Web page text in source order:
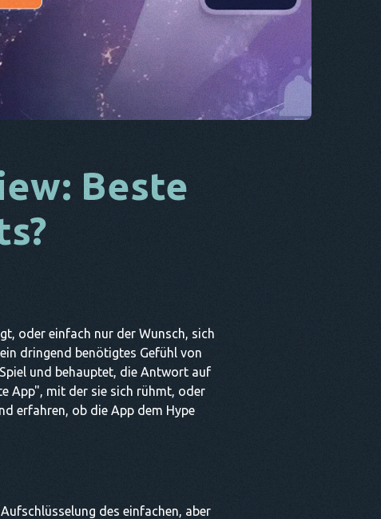
FR
Beste
oder einfach nur der Wunsch, sich
dringend benötigtes Gefühl von
und behauptet, die Antwort auf
App", mit der sie sich rühmt, oder
erfahren, ob die App dem Hype
des einfachen, aber